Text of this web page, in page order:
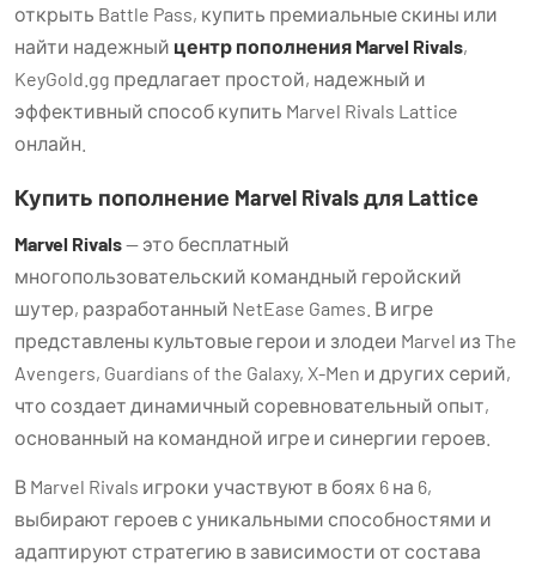
открыть Battle Pass, купить премиальные скины или
найти надежный центр пополнения Marvel Rivals,
KeyGold.gg предлагает простой, надежный и
эффективный способ купить Marvel Rivals Lattice
онлайн.
Купить пополнение Marvel Rivals для Lattice
Marvel Rivals— это бесплатный
многопользовательский командный геройский
шутер, разработанный NetEase Games. В игре
представлены культовые герои и злодеи Marvel из The
Avengers, Guardians of the Galaxy, X-Men и других серий,
что создает динамичный соревновательный опыт,
основанный на командной игре и синергии героев.
В Marvel Rivals игроки участвуют в боях 6 на 6,
выбирают героев с уникальными способностями и
адаптируют стратегию в зависимости от состава